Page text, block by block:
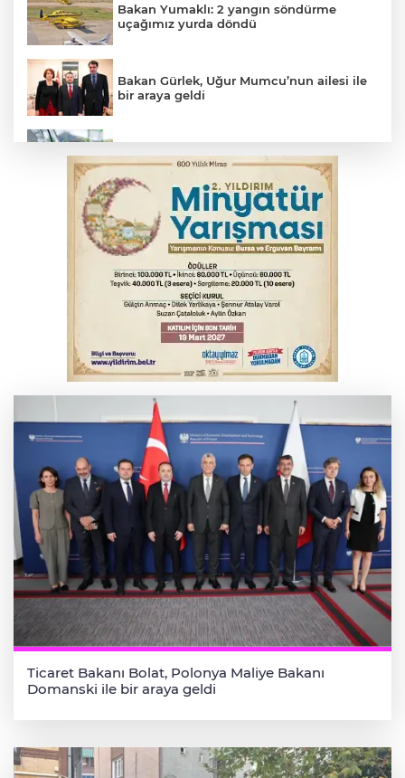
Bakan Yumaklı: 2 yangın söndürme
uçağımız yurda döndü
Bakan Gürlek, Uğur Mumcu’nun ailesi ile
bir araya geldi
yansıyacak mı?
YENİ Parti Genel Başkanı Özel'den
Çerçeve Yasa yorumu
Serbest piyasada döviz fiyatları
Serbest piyasada altın fiyatları...
Ticaret Bakanı Bolat, Polonya Maliye Bakanı
Domanski ile bir araya geldi